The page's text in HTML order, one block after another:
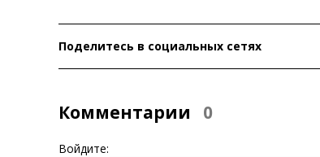
Поделитесь в социальных сетях
Комментарии 0
Войдите: